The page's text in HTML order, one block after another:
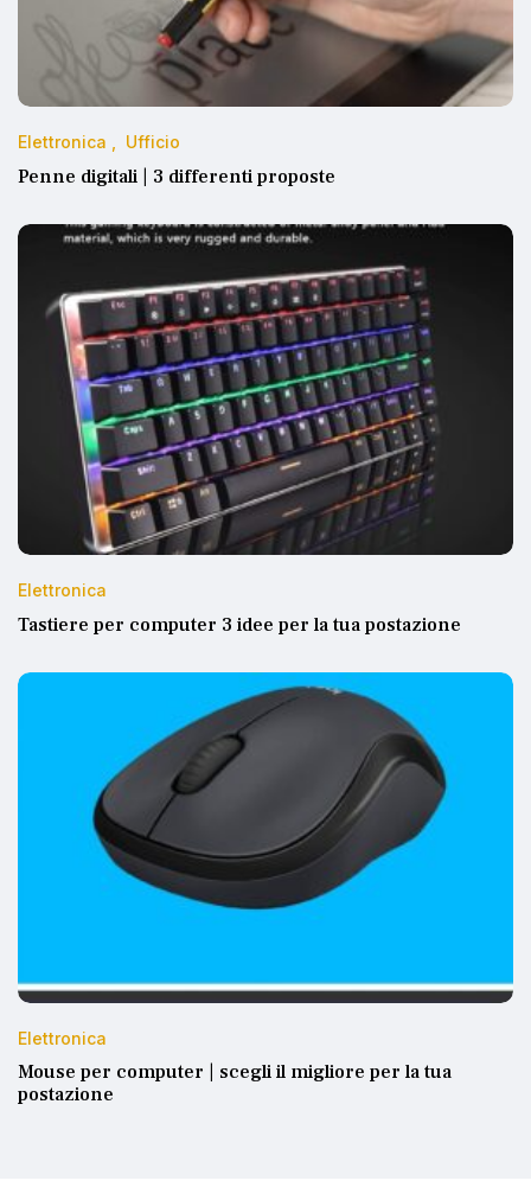
Elettronica Ufficio
Penne digitali | 3 differenti proposte
Elettronica
Tastiere per computer 3 idee per la tua postazione
Elettronica
Mouse per computer | scegli il migliore per la tua
postazione